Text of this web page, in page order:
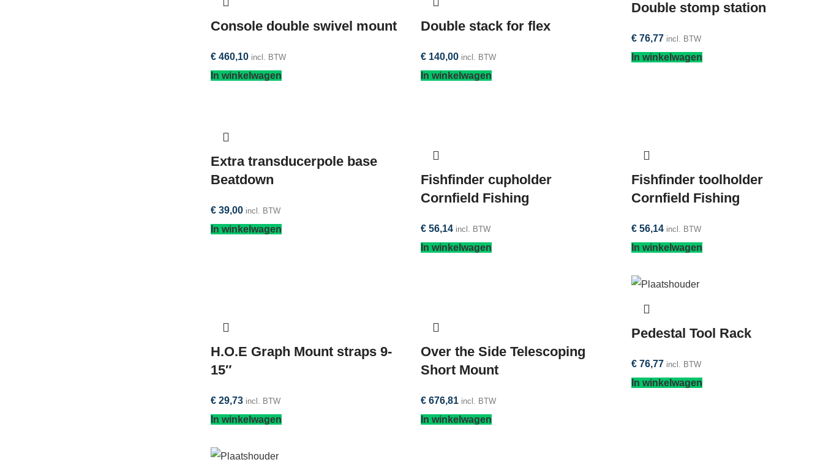
Console double swivel mount
€460,10 incl. BTW
In winkelwagen
Double stack for flex
€ 140,00 incl. BTW
In winkelwagen
Double stomp station
€76,77 incl. BTW
In winkelwagen
Extra transducerpole base
Beatdown
€39,00 incl. BTW
In winkelwagen
Fishfinder cupholder
Cornfield Fishing
€ 56,14 incl. BTW
In winkelwagen
Fishfinder toolholder
Cornfield Fishing
€56,14 incl. BTW
In winkelwagen
H.O.E Graph Mount straps 9-
15″
€29,73 incl. BTW
In winkelwagen
Over the Side Telescoping
Short Mount
€ 676,81 incl. BTW
In winkelwagen
Pedestal Tool Rack
€76,77 incl. BTW
In winkelwagen